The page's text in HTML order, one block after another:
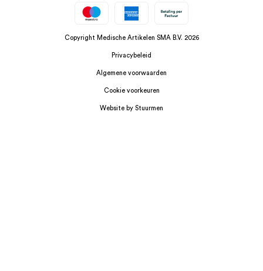
Copyright Medische Artikelen SMA B.V. 2026
Privacybeleid
Algemene voorwaarden
Cookie voorkeuren
Website by Stuurmen